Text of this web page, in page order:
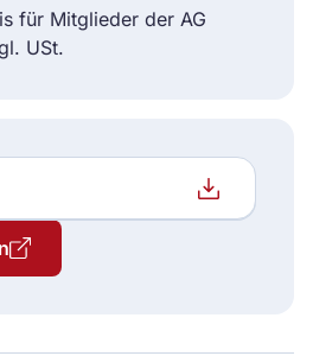
für Mitglieder der AG
USt.
Datei